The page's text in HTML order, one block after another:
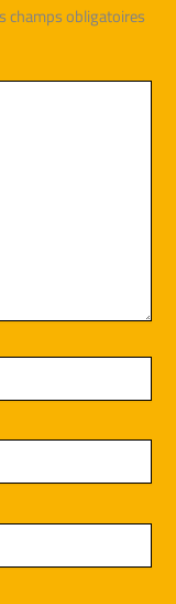
champs obligatoires